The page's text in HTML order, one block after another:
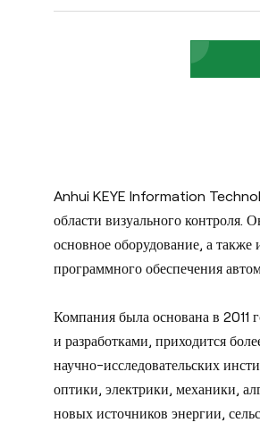
Anhui KEYE Information
области визуального контроля.
основное оборудование, а
программного обеспечения
Компания была основана в 2011
и разработками, приходится
научно-исследовательских
оптики, электрики, механики,
новых источников энергии,